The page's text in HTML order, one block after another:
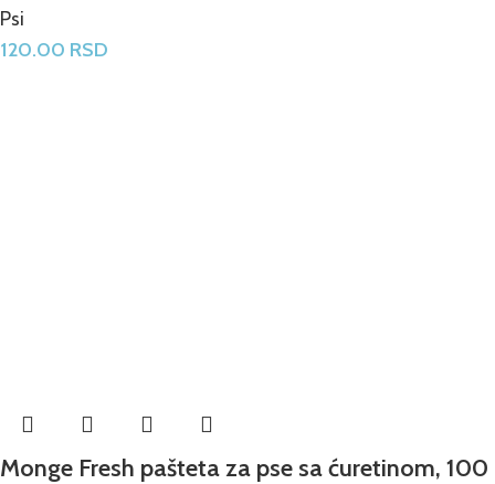
Psi
120.00 RSD
Monge Fresh pašteta za pse sa ćuretinom, 100